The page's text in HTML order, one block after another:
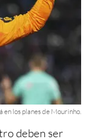
en los planes de Mourinho.
deben ser